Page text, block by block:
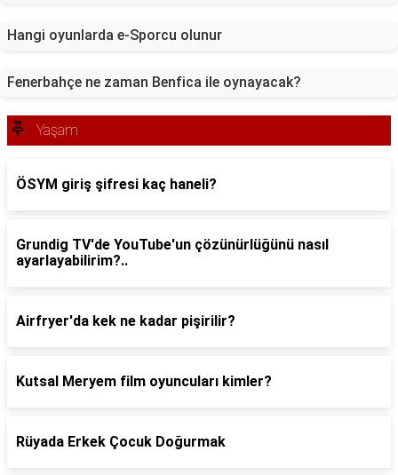
Hangi oyunlarda e-Sporcu olunur
Fenerbahçe ne zaman Benfica ile oynayacak?
Yaşam
ÖSYM giriş şifresi kaç haneli?
Grundig TV'de YouTube'un çözünürlüğünü nasıl
ayarlayabilirim?..
Airfryer'da kek ne kadar pişirilir?
Kutsal Meryem film oyuncuları kimler?
Rüyada Erkek Çocuk Doğurmak